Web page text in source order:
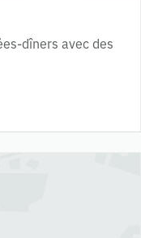
dîners avec des